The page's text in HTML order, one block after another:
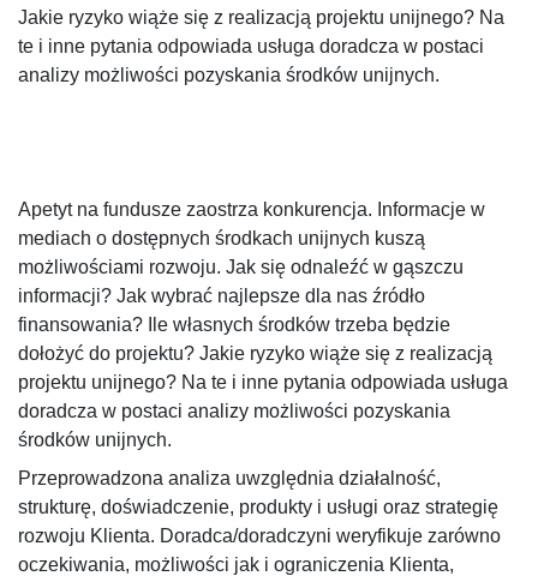
Jakie ryzyko wiąże się z realizacją projektu unijnego? Na
te i inne pytania odpowiada usługa doradcza w postaci
analizy możliwości pozyskania środków unijnych.
Apetyt na fundusze zaostrza konkurencja. Informacje w
mediach o dostępnych środkach unijnych kuszą
możliwościami rozwoju. Jak się odnaleźć w gąszczu
informacji? Jak wybrać najlepsze dla nas źródło
finansowania? Ile własnych środków trzeba będzie
dołożyć do projektu? Jakie ryzyko wiąże się z realizacją
projektu unijnego? Na te i inne pytania odpowiada usługa
doradcza w postaci analizy możliwości pozyskania
środków unijnych.
Przeprowadzona analiza uwzględnia działalność,
strukturę, doświadczenie, produkty i usługi oraz strategię
rozwoju Klienta. Doradca/doradczyni weryfikuje zarówno
oczekiwania, możliwości jak i ograniczenia Klienta,